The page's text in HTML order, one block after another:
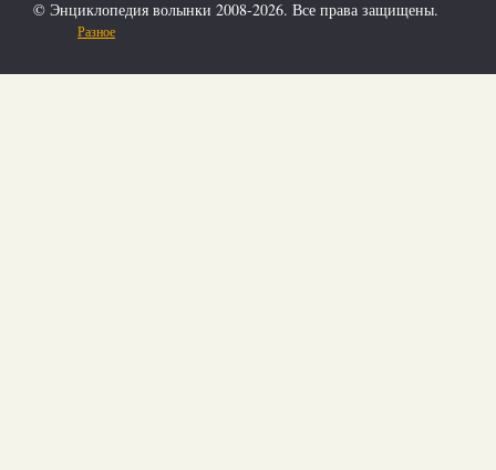
© Энциклопедия волынки 2008-2026. Все права защищены.
Разное